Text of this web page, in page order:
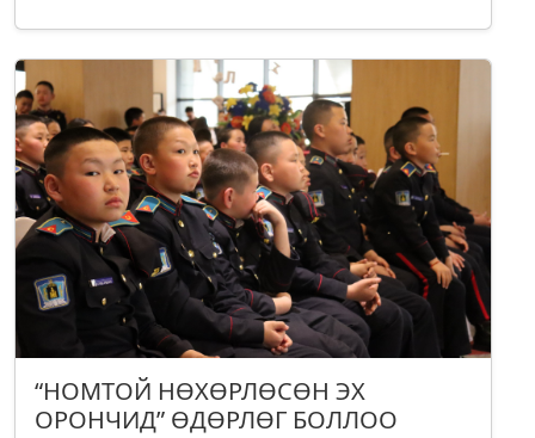
“НОМТОЙ НӨХӨРЛӨСӨН ЭХ
ОРОНЧИД” ӨДӨРЛӨГ БОЛЛОО